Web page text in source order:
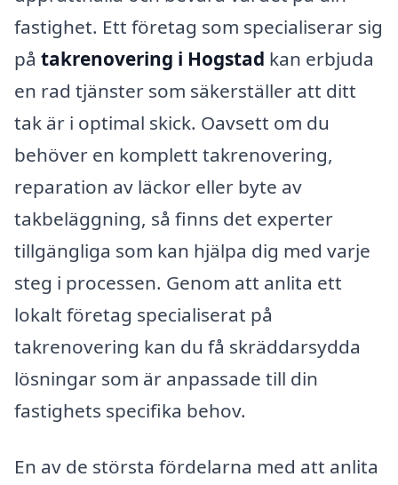
fastighet. Ett företag som specialiserar sig
på takrenovering i Hogstad kan erbjuda
en rad tjänster som säkerställer att ditt
tak är i optimal skick. Oavsett om du
behöver en komplett takrenovering,
reparation av läckor eller byte av
takbeläggning, så finns det experter
tillgängliga som kan hjälpa dig med varje
steg i processen. Genom att anlita ett
lokalt företag specialiserat på
takrenovering kan du få skräddarsydda
lösningar som är anpassade till din
fastighets specifika behov.
En av de största fördelarna med att anlita